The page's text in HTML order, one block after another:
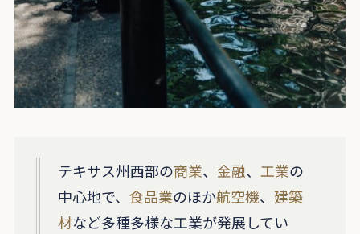
テキサス州西部の商業、 金融、 工業の
中心地で、 食品業のほか航空機、 建築
材など多種多様な工業が発展してい